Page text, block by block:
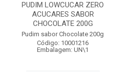
PUDIM LOWCUCAR ZERO
ACUCARES SABOR
CHOCOLATE 200G
Pudim sabor Chocolate 200g
Código: 10001216
Embalagem: UN\1